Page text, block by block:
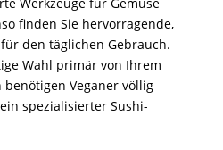
finden Sie hervorragende,
den täglichen Gebrauch.
Wahl primär von Ihrem
Veganer völlig
spezialisierter Sushi-